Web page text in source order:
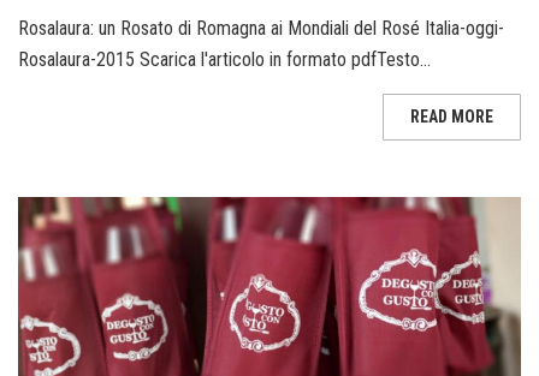
Rosalaura: un Rosato di Romagna ai Mondiali del Rosé Italia-oggi-
Rosalaura-2015 Scarica l'articolo in formato pdfTesto...
READ MORE